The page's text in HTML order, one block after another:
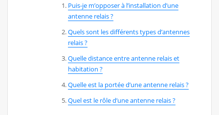
Puis-je m’opposer à l’installation d’une
antenne relais ?
Quels sont les différents types d’antennes
relais ?
Quelle distance entre antenne relais et
habitation ?
Quelle est la portée d’une antenne relais ?
Quel est le rôle d’une antenne relais ?